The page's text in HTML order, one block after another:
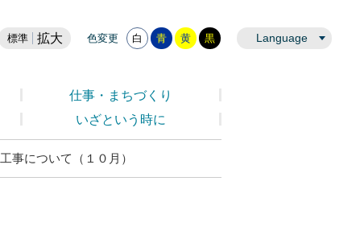
標準 拡大 色変更 白 青 黄 黒 Language
仕事・まちづくり
いざという時に
事について（１０月）